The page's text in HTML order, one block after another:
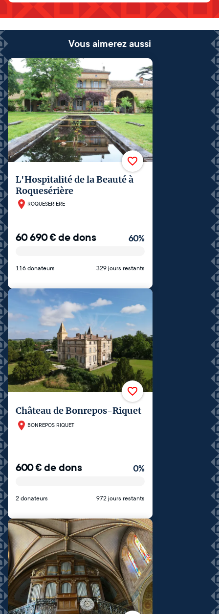
Vous aimerez aussi
L'Hospitalité de la Beauté à
Roquesérière
ROQUESERIERE
60 690€de dons 60%
116 donateurs 329 jours restants
Château de Bonrepos-Riquet
BONREPOS RIQUET
600€de dons 0%
2 donateurs 972 jours restants